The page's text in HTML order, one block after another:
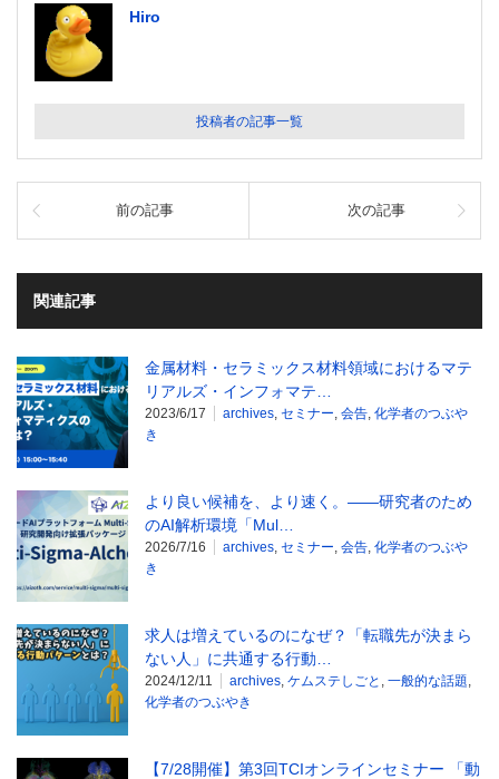
Hiro
投稿者の記事一覧
前の記事 次の記事
関連記事
金属材料・セラミックス材料領域におけるマテ
リアルズ・インフォマテ…
2023/6/17 archives, セミナー, 会告, 化学者のつぶや
き
より良い候補を、より速く。——研究者のため
のAI解析環境「Mul…
2026/7/16 archives, セミナー, 会告, 化学者のつぶや
き
求人は増えているのになぜ？「転職先が決まら
ない人」に共通する行動…
2024/12/11 archives, ケムステしごと , 一般的な話題,
化学者のつぶやき
【7/28開催】第3回TCIオンラインセミナー 「動